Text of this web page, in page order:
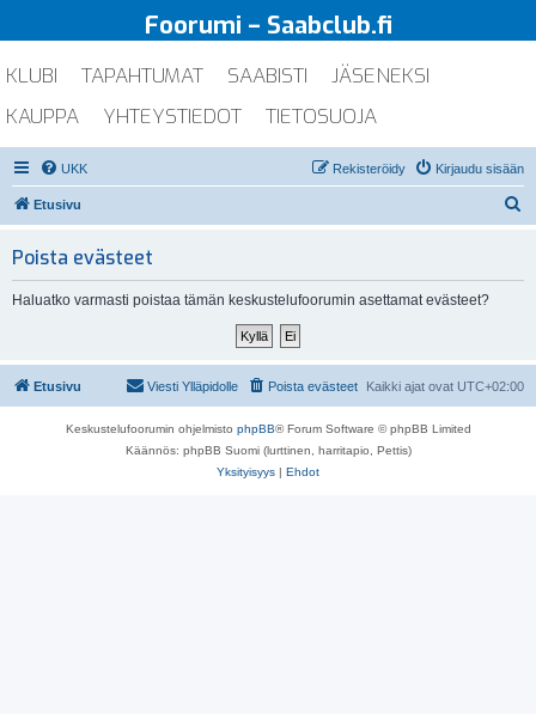
Foorumi – Saabclub.fi
KLUBI TAPAHTUMAT SAABISTI
JÄSENEKSI
KAUPPA
YHTEYSTIEDOT TIETOSUOJA
UKK Kirjaudu sisään
Rekisteröidy
Etusivu
Poista evästeet
Haluatko varmasti poistaa tämän keskustelufoorumin asettamat evästeet?
Etusivu Kaikki ajat ovat UTC+02:00
Poista evästeet
Viesti Ylläpidolle
Keskustelufoorumin ohjelmisto phpBB® Forum Software © phpBB Limited
Käännös: phpBB Suomi (lurttinen, harritapio, Pettis)
Yksityisyys | Ehdot